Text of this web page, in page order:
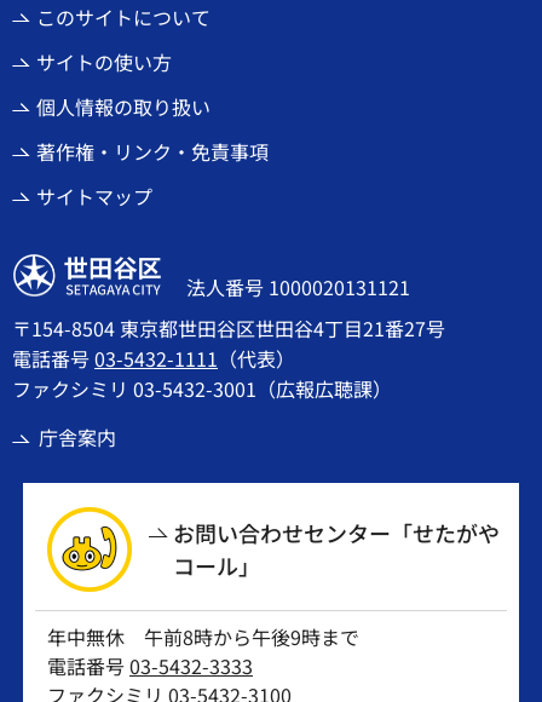
このサイトについて
サイトの使い方
個人情報の取り扱い
著作権・リンク・免責事項
サイトマップ
世田谷区
法人番号 1000020131121
〒154-8504 東京都世田谷区世田谷4丁目21番27号
電話番号03-5432-1111 （代表）
ファクシミリ 03-5432-3001（広報広聴課）
庁舎案内
お問い合わせセンター「せたがや
コール」
年中無休 午前8時から午後9時まで
電話番号03-5432-3333
ファクシミリ 03-5432-3100